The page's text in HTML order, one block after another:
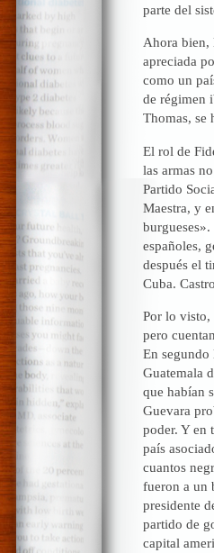
parte del
Ahora
apreciada
como un
de régimen
Thomas, se
El rol de
las armas
Partido
Maestra, y
españoles,
después el
Cuba.
Por lo visto,
pero
En segundo
Guatemala
que habían
Guevara
poder. Y en
país
cuantos
fueron a un
presidente
partido de
capital